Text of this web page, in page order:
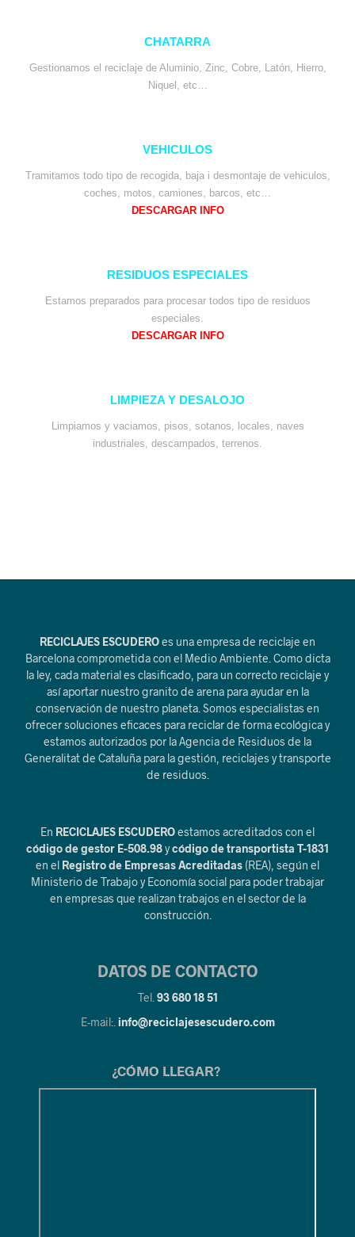
CHATARRA
Gestionamos el reciclaje de Aluminio, Zinc, Cobre, Latón, Hierro,
Niquel, etc…
VEHICULOS
Tramitamos todo tipo de recogida, baja i desmontaje de vehiculos,
coches, motos, camiones, barcos, etc…
DESCARGAR INFO
RESIDUOS ESPECIALES
Estamos preparados para procesar todos tipo de residuos
especiales.
DESCARGAR INFO
LIMPIEZA Y DESALOJO
Limpiamos y vaciamos, pisos, sotanos, locales, naves
industriales, descampados, terrenos.
RECICLAJES ESCUDEROes una empresa de reciclaje en
Barcelona comprometida con el Medio Ambiente. Como dicta
la ley, cada material es clasificado, para un correcto reciclaje y
así aportar nuestro granito de arena para ayudar en la
conservación de nuestro planeta. Somos especialistas en
ofrecer soluciones eficaces para reciclar de forma ecológica y
estamos autorizados por la Agencia de Residuos de la
Generalitat de Cataluña para la gestión, reciclajes y transporte
de residuos.
En RECICLAJES ESCUDEROestamos acreditados con el
código de gestor E-508.98ycódigo de transportista T-1831
en el Registro de Empresas Acreditadas (REA), según el
Ministerio de Trabajo y Economía social para poder trabajar
en empresas que realizan trabajos en el sector de la
construcción.
DATOS DE CONTACTO
Tel. 93 680 18 51
E-mail:. info@reciclajesescudero.com
¿CÓMO LLEGAR?